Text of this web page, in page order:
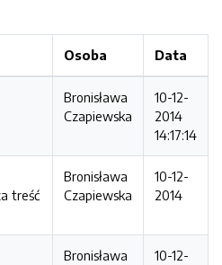
Osoba Data
Bronisława
Czapiewska
10-12-
2014
14:17:14
treść
Bronisława
Czapiewska
10-12-
2014
Bronisława
10-12-